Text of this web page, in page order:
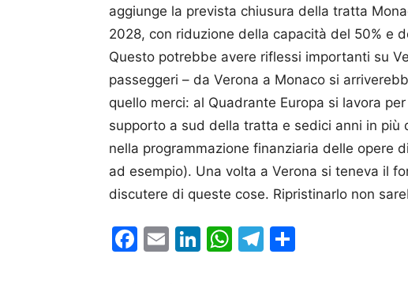
aggiunge la prevista chiusura della tratta
2028, con riduzione della capacità del 50% e
Questo potrebbe avere riflessi importanti su
passeggeri – da Verona a Monaco si
quello merci: al Quadrante Europa si lavora
supporto a sud della tratta e sedici anni in
nella programmazione finanziaria delle opere
ad esempio). Una volta a Verona si teneva il
discutere di queste cose. Ripristinarlo non
Facebook
EmailLinkedIn
WhatsApp
Telegram